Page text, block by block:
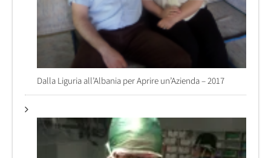
Dalla Liguria all’Albania per Aprire un’Azienda – 2017